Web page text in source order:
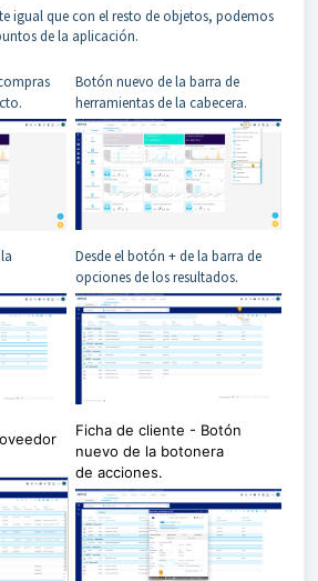
igual que con el resto de objetos, podemos
de la aplicación.
Botón nuevo de la barra de
herramientas de la cabecera.
Desde el botón + de la barra de
opciones de los resultados.
Ficha de cliente - Botón
nuevo de la botonera
de acciones.